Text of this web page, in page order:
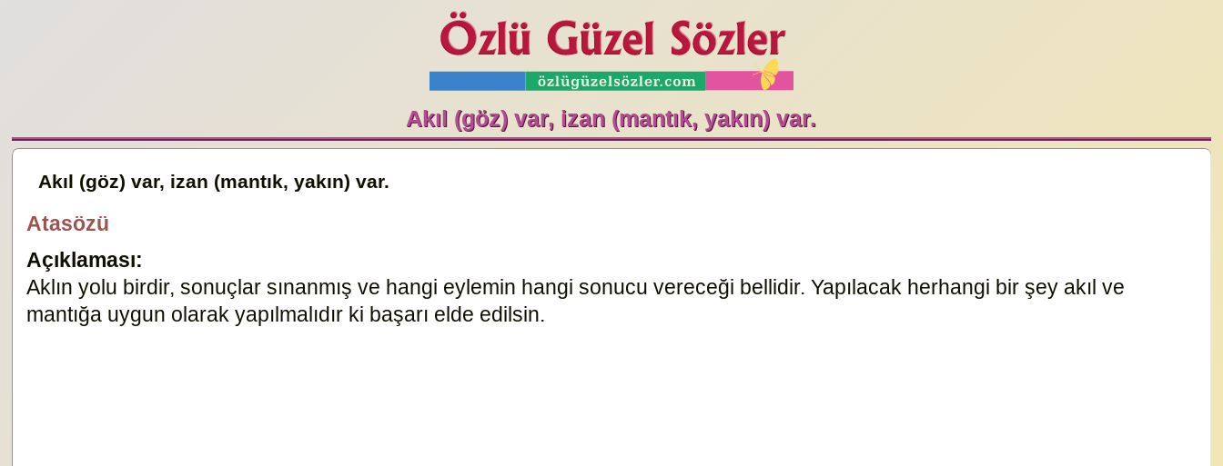
Akıl (göz) var, izan (mantık, yakın) var.
Akıl (göz) var, izan (mantık, yakın) var.
Atasözü
Açıklaması:
Aklın yolu birdir, sonuçlar sınanmış ve hangi eylemin hangi sonucu vereceği bellidir. Yapılacak herhangi bir şey akıl ve
mantığa uygun olarak yapılmalıdır ki başarı elde edilsin.